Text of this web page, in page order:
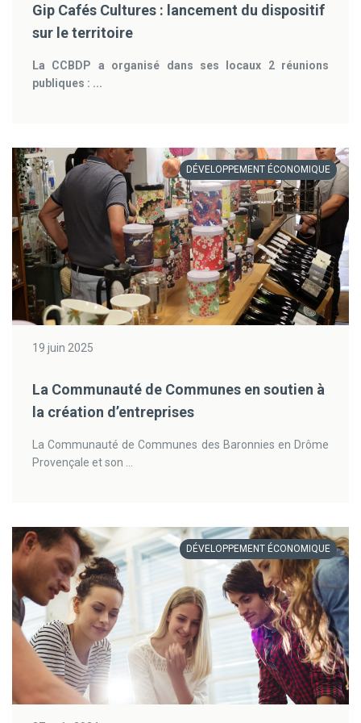
Gip Cafés Cultures : lancement du dispositif
sur le territoire
La CCBDP a organisé dans ses locaux 2 réunions
publiques : ...
DÉVELOPPEMENT ÉCONOMIQUE
19 juin 2025
La Communauté de Communes en soutien à
la création d’entreprises
La Communauté de Communes des Baronnies en Drôme
Provençale et son ...
DÉVELOPPEMENT ÉCONOMIQUE